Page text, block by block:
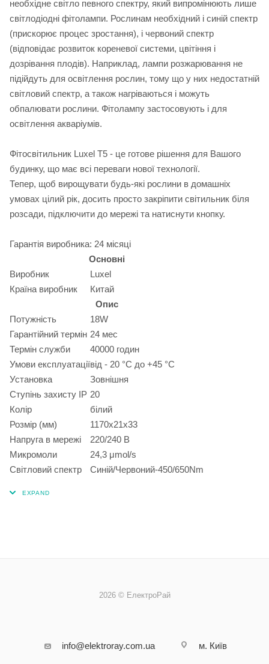
необхідне світло певного спектру, який випромінюють лише
світлодіодні фітолампи. Рослинам необхідний і синій спектр
(прискорює процес зростання), і червоний спектр
(відповідає розвиток кореневої системи, цвітіння і
дозрівання плодів). Наприклад, лампи розжарювання не
підійдуть для освітлення рослин, тому що у них недостатній
світловий спектр, а також нагріваються і можуть
обпалювати рослини. Фітолампу застосовують і для
освітлення акваріумів.
Фітосвітильник Luxel Т5 - це готове рішення для Вашого
будинку, що має всі переваги нової технології.
Тепер, щоб вирощувати будь-які рослини в домашніх
умовах цілий рік, досить просто закріпити світильник біля
розсади, підключити до мережі та натиснути кнопку.
Гарантія виробника: 24 місяці
Основні
Виробник
Luxel
Країна виробник
Китай
Опис
Потужність
18W
Гарантійний термін 24 мес
Термін служби
40000 годин
Умови експлуатаціївід - 20 °С до +45 °С
Установка
Зовнішня
Ступінь захисту IP 20
Колір
білий
Розмір (мм)
1170х21х33
Напруга в мережі
220/240 В
Микромоли
24,3 μmol/s
Світловий спектр
Синій/Червоний-450/650Nm
2026 © ЕлектроРай
info@elektroray.com.ua м. Київ